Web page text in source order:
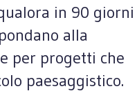
in 90 giorni
alla
per progetti che
paesaggistico.